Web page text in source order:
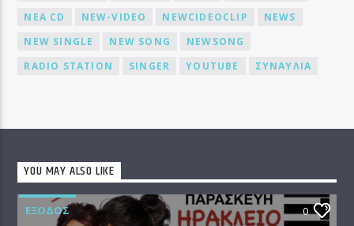
NEA CD
NEW-VIDEO NEWCIDEOCLIP
NEWS
NEW SINGLE
NEW SONG
NEWSONG
RADIO STATION
SINGER YOUTUBE ΣΥΝΑΥΛΙΑ
YOU MAY ALSO LIKE
EΞΟΔΟΣ 0